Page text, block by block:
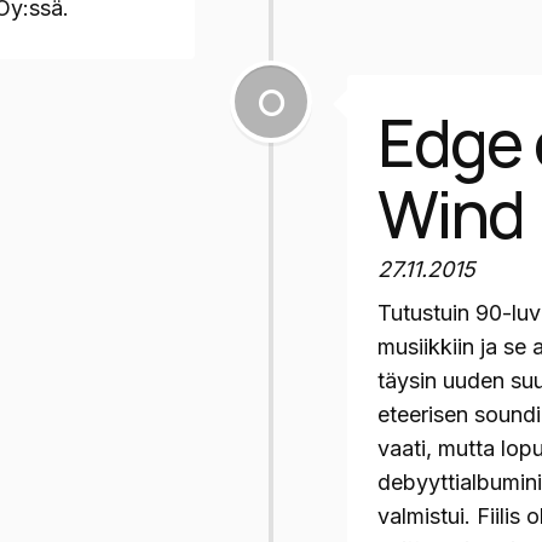
Wind
27.11.2015
Tutustuin 90-
musiikkiin ja se
täysin uuden
eteerisen
vaati, mutta
valmistui. Fiilis